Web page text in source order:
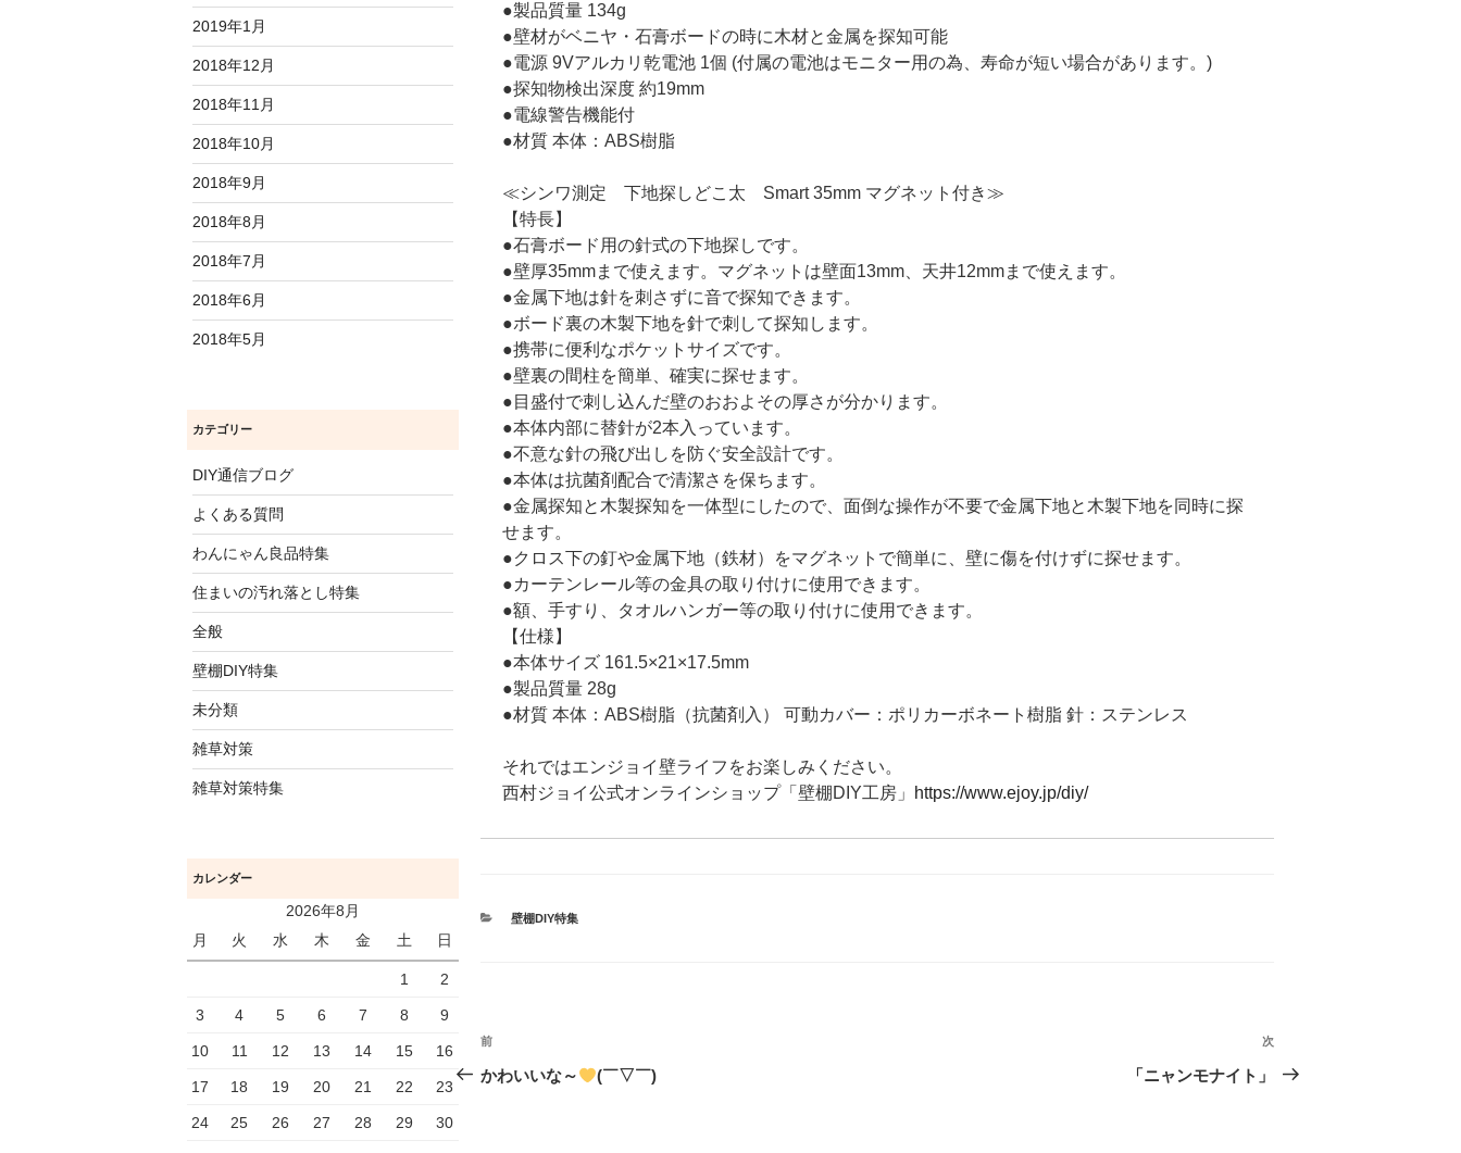
●製品質量 134g
●壁材がベニヤ・石膏ボードの時に木材と金属を探知可能
●電源 9Vアルカリ乾電池 1個 (付属の電池はモニター用の為、寿命が短い場合があります。)
●探知物検出深度 約19mm
●電線警告機能付
●材質 本体：ABS樹脂
≪シンワ測定 下地探しどこ太 Smart 35mm マグネット付き≫
【特長】
●石膏ボード用の針式の下地探しです。
●壁厚35mmまで使えます。マグネットは壁面13mm、天井12mmまで使えます。
●金属下地は針を刺さずに音で探知できます。
●ボード裏の木製下地を針で刺して探知します。
●携帯に便利なポケットサイズです。
●壁裏の間柱を簡単、確実に探せます。
●目盛付で刺し込んだ壁のおおよその厚さが分かります。
●本体内部に替針が2本入っています。
●不意な針の飛び出しを防ぐ安全設計です。
●本体は抗菌剤配合で清潔さを保ちます。
●金属探知と木製探知を一体型にしたので、面倒な操作が不要で金属下地と木製下地を同時に探
せます。
●クロス下の釘や金属下地（鉄材）をマグネットで簡単に、壁に傷を付けずに探せます。
●カーテンレール等の金具の取り付けに使用できます。
●額、手すり、タオルハンガー等の取り付けに使用できます。
【仕様】
●本体サイズ 161.5×21×17.5mm
●製品質量 28g
●材質 本体：ABS樹脂（抗菌剤入） 可動カバー：ポリカーボネート樹脂 針：ステンレス
それではエンジョイ壁ライフをお楽しみください。
西村ジョイ公式オンラインショップ「壁棚DIY工房」
https://www.ejoy.jp/diy/
カ
壁棚DIY特集
投
稿
過
去
前
かわいいな～ (￣▽￣)
次
の
次
「ニャンモナイト」
2019年1月
2018年12月
2018年11月
2018年10月
2018年9月
2018年8月
2018年7月
2018年6月
2018年5月
カテゴリー
DIY通信ブログ
よくある質問
わんにゃん良品特集
住まいの汚れ落とし特集
全般
壁棚DIY特集
未分類
雑草対策
雑草対策特集
カレンダー
2026年8月
月
火 水 木 金 土 日
1 2
3 4 5 6 7 8 9
10 11 12 13 14 15 16
17 18 19 20 21 22 23
24 25 26 27 28 29 30